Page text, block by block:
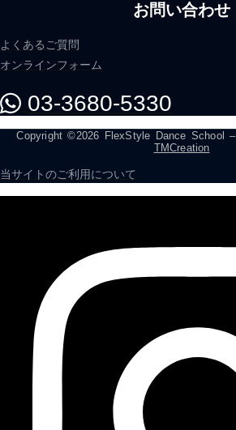
お問い合わせ
よくあるご質問
オンラインフォーム
03-3680-5330
Copyright ©2026 FlexStyle Dance School
TMCreation
当サイトのご利用について